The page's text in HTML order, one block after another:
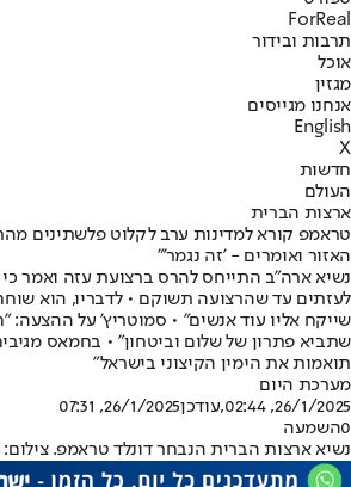
ForReal
תרבות ובידור
אוכל
מגזין
אנחנו מגייסים
English
X
חדשות
העולם
ארצות הברית
טראמפ קורא למדינות ערב לקלוט פלשתינים
האזור ואומרים - 'זה נגמר'"
נשיא ארה"ב התייחס להרס ברצועת עזה ואמר כי
לעזתים עד שהרצועה תשוקם • לדבריו, הוא
שייקח אליו עוד אנשים" • סמוטריץ' על ההצעה:
שתביא פתרון של שלום וביטחון" • בחמאס
תואמות את הימין הקיצוני בישראל"
מערכת היום
26/1/2025, 02:44
,עודכן26/1/2025, 07:31
0השמעה
נשיא ארצות הברית הנבחר דונלד טראמפ. צילום: